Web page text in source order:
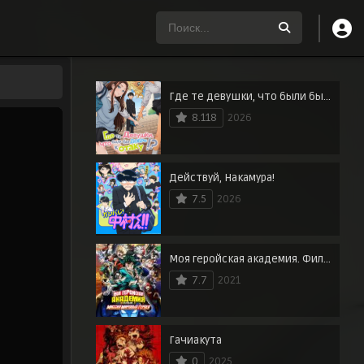
Где те девушки, что были бы добры к отаку?
8.118
2026
Действуй, Накамура!
7.5
2026
Моя геройская академия. Фильм 3: Миссия мировых героев
7.7
2021
Гачиакута